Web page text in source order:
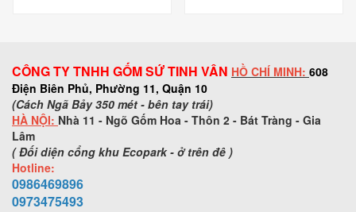
CÔNG TY TNHH GỐM SỨ TINH VÂN HỒ CHÍ MINH: 608
Điện Biên Phủ, Phường 11, Quận 10
(Cách Ngã Bảy 350 mét - bên tay trái)
HÀ NỘI: Nhà 11 - Ngõ Gốm Hoa - Thôn 2 - Bát Tràng - Gia
Lâm
( Đối diện cổng khu Ecopark - ở trên đê )
Hotline:
0986469896
0973475493